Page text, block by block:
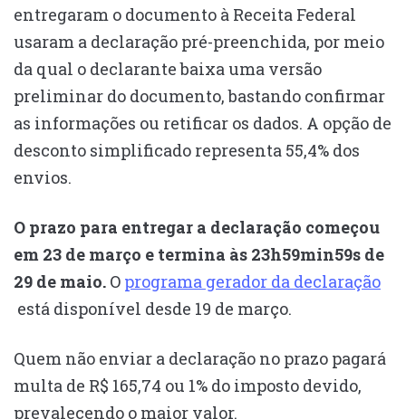
entregaram o documento à Receita Federal
usaram a declaração pré-preenchida, por meio
da qual o declarante baixa uma versão
preliminar do documento, bastando confirmar
as informações ou retificar os dados. A opção de
desconto simplificado representa 55,4% dos
envios.
O prazo para entregar a declaração começou
em 23 de março e termina às 23h59min59s de
29 de maio. O programa gerador da declaração
está disponível desde 19 de março.
Quem não enviar a declaração no prazo pagará
multa de R$ 165,74 ou 1% do imposto devido,
prevalecendo o maior valor.